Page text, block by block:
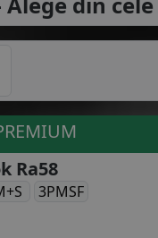
Ra58
3PMSF